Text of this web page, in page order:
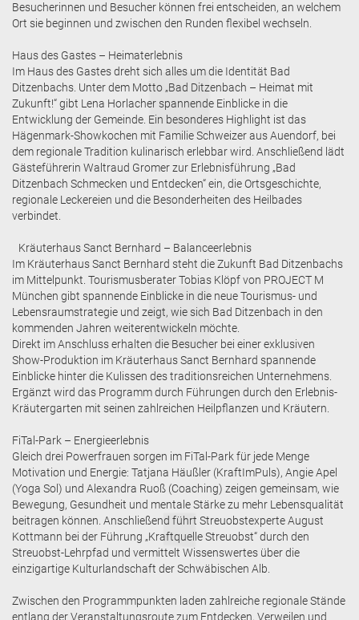
Besucherinnen und Besucher können frei entscheiden, an welchem
Ort sie beginnen und zwischen den Runden flexibel wechseln.
Haus des Gastes – Heimaterlebnis
Im Haus des Gastes dreht sich alles um die Identität Bad
Ditzenbachs. Unter dem Motto „Bad Ditzenbach – Heimat mit
Zukunft!“ gibt Lena Horlacher spannende Einblicke in die
Entwicklung der Gemeinde. Ein besonderes Highlight ist das
Hägenmark-Showkochen mit Familie Schweizer aus Auendorf, bei
dem regionale Tradition kulinarisch erlebbar wird. Anschließend lädt
Gästeführerin Waltraud Gromer zur Erlebnisführung „Bad
Ditzenbach Schmecken und Entdecken“ ein, die Ortsgeschichte,
regionale Leckereien und die Besonderheiten des Heilbades
verbindet.
Kräuterhaus Sanct Bernhard – Balanceerlebnis
Im Kräuterhaus Sanct Bernhard steht die Zukunft Bad Ditzenbachs
im Mittelpunkt. Tourismusberater Tobias Klöpf von PROJECT M
München gibt spannende Einblicke in die neue Tourismus- und
Lebensraumstrategie und zeigt, wie sich Bad Ditzenbach in den
kommenden Jahren weiterentwickeln möchte.
Direkt im Anschluss erhalten die Besucher bei einer exklusiven
Show-Produktion im Kräuterhaus Sanct Bernhard spannende
Einblicke hinter die Kulissen des traditionsreichen Unternehmens.
Ergänzt wird das Programm durch Führungen durch den Erlebnis-
Kräutergarten mit seinen zahlreichen Heilpflanzen und Kräutern.
FiTal-Park – Energieerlebnis
Gleich drei Powerfrauen sorgen im FiTal-Park für jede Menge
Motivation und Energie: Tatjana Häußler (KraftImPuls), Angie Apel
(Yoga Sol) und Alexandra Ruoß (Coaching) zeigen gemeinsam, wie
Bewegung, Gesundheit und mentale Stärke zu mehr Lebensqualität
beitragen können. Anschließend führt Streuobstexperte August
Kottmann bei der Führung „Kraftquelle Streuobst“ durch den
Streuobst-Lehrpfad und vermittelt Wissenswertes über die
einzigartige Kulturlandschaft der Schwäbischen Alb.
Zwischen den Programmpunkten laden zahlreiche regionale Stände
entlang der Veranstaltungsroute zum Entdecken, Verweilen und